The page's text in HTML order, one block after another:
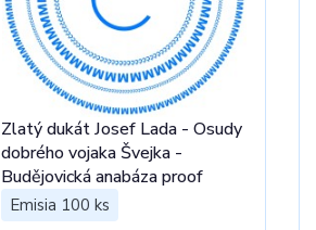
Zlatý dukát Josef Lada - Osudy
dobrého vojaka Švejka -
Budějovická anabáza proof
Emisia 100 ks